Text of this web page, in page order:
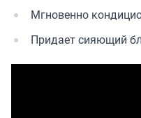
Мгновенно
Придает сияющий